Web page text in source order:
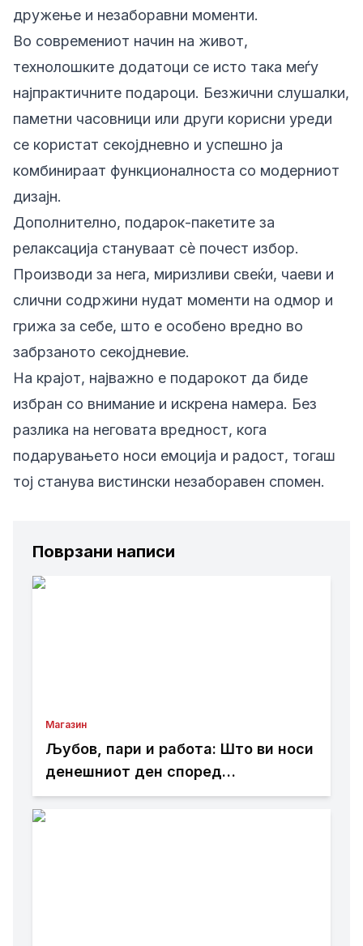
дружење и незаборавни моменти.
Во современиот начин на живот,
технолошките додатоци се исто така меѓу
најпрактичните подароци. Безжични слушалки,
паметни часовници или други корисни уреди
се користат секојдневно и успешно ја
комбинираат функционалноста со модерниот
дизајн.
Дополнително, подарок-пакетите за
релаксација стануваат сè почест избор.
Производи за нега, миризливи свеќи, чаеви и
слични содржини нудат моменти на одмор и
грижа за себе, што е особено вредно во
забрзаното секојдневие.
На крајот, најважно е подарокот да биде
избран со внимание и искрена намера. Без
разлика на неговата вредност, кога
подарувањето носи емоција и радост, тогаш
тој станува вистински незаборавен спомен.
Поврзани написи
Магазин
Љубов, пари и работа: Што ви носи
денешниот ден според
хороскопот?